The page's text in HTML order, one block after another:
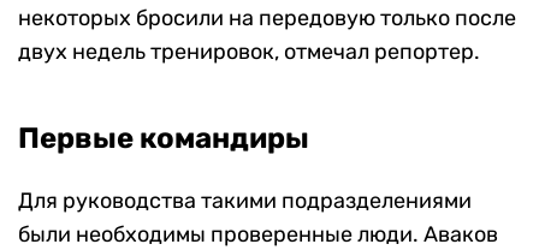
некоторых бросили на передовую только после
двух недель тренировок, отмечал репортер.
Первые командиры
Для руководства такими подразделениями
были необходимы проверенные люди. Аваков